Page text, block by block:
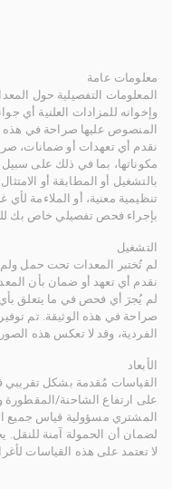
معلومات عامة
المعلومات التفصيلية حول
وإخوانه للمزادات العلنية أي
المنصوص عليها صراحة في هذه
نقدم أي تعهدات أو ضمانات،
مكوناتها، بما في ذلك على
بالتشغيل أو المطابقة أو
تنظيمية معنية، أو الملاءمة
بإجراء فحص تفصيلي خاص بك
التشغيل
لم تُختبر المعدات تحت حمل
نقدم أي تعهد أو ضمان بأن
لم يُجرَ أي فحص في ما يتعلق
صراحة في هذه الوثيقة. تم
الفردية، وقد لا تعكس هذه
الأبعاد
القياسات مُقدمة بشكل تقريبي
على ارتفاع الشاحنة/المقطورة
المشتري مسؤولية قياس جميع
لضمان أن الحمولة آمنة
لا تعتمد على هذه القياسات